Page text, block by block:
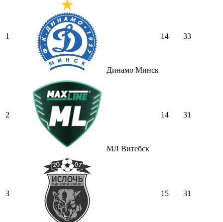
1
Динамо Минск
14 33
2
МЛ Витебск
14 31
3 15 31